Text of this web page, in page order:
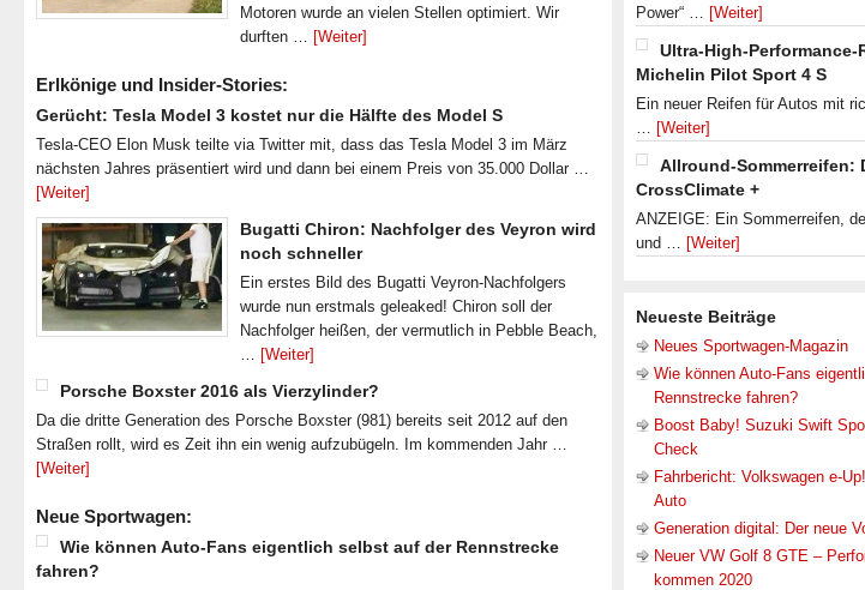
Motoren wurde an vielen Stellen optimiert. Wir
durften … [Weiter]
Erlkönige und Insider-Stories:
Gerücht: Tesla Model 3 kostet nur die Hälfte des Model S
Tesla-CEO Elon Musk teilte via Twitter mit, dass das Tesla Model 3 im März
nächsten Jahres präsentiert wird und dann bei einem Preis von 35.000 Dollar …
[Weiter]
Bugatti Chiron: Nachfolger des Veyron wird
noch schneller
Ein erstes Bild des Bugatti Veyron-Nachfolgers
wurde nun erstmals geleaked! Chiron soll der
Nachfolger heißen, der vermutlich in Pebble Beach,
… [Weiter]
Porsche Boxster 2016 als Vierzylinder?
Da die dritte Generation des Porsche Boxster (981) bereits seit 2012 auf den
Straßen rollt, wird es Zeit ihn ein wenig aufzubügeln. Im kommenden Jahr …
[Weiter]
Neue Sportwagen:
Wie können Auto-Fans eigentlich selbst auf der Rennstrecke
fahren?
Power“ … [Weiter]
Ultra-High-Performance-
Michelin Pilot Sport 4 S
Ein neuer Reifen für Autos mit
… [Weiter]
Allround-Sommerreifen:
CrossClimate +
ANZEIGE: Ein Sommerreifen,
und … [Weiter]
Neueste Beiträge
Neues Sportwagen-Magazin
Wie können Auto-Fans
Rennstrecke fahren?
Boost Baby! Suzuki Swift
Check
Fahrbericht: Volkswagen e-
Auto
Generation digital: Der neue
Neuer VW Golf 8 GTE –
kommen 2020